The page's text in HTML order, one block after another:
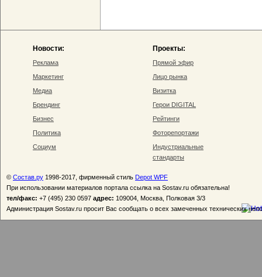
Новости:
Реклама
Маркетинг
Медиа
Брендинг
Бизнес
Политика
Социум
Проекты:
Прямой эфир
Лицо рынка
Визитка
Герои DIGITAL
Рейтинги
Фоторепортажи
Индустриальные
стандарты
© Состав.ру 1998-2017, фирменный стиль Depot WPF
При использовании материалов портала ссылка на Sostav.ru обязательна!
тел/факс: +7 (495) 230 0597 адрес: 109004, Москва, Полковая 3/3
Администрация Sostav.ru просит Вас сообщать о всех замеченных технических